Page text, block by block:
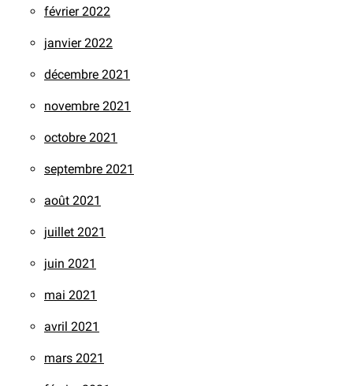
février 2022
janvier 2022
décembre 2021
novembre 2021
octobre 2021
septembre 2021
août 2021
juillet 2021
juin 2021
mai 2021
avril 2021
mars 2021